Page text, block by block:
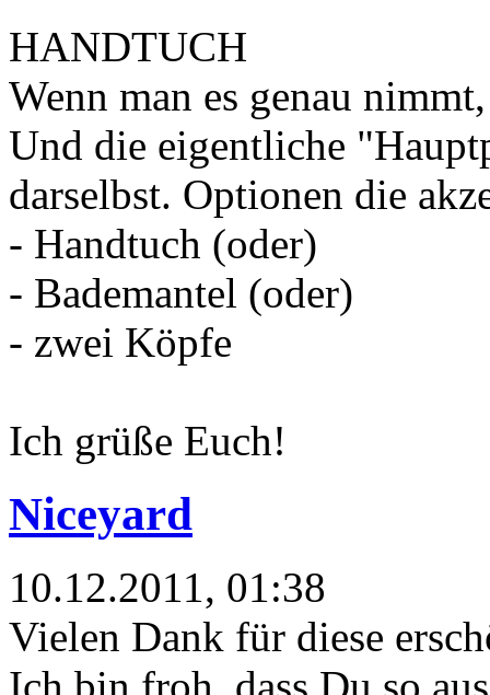
HANDTUCH
Wenn man es genau
Und die eigentliche
darselbst. Optionen die
- Handtuch (oder)
- Bademantel (oder)
- zwei Köpfe
Ich grüße Euch!
Niceyard
10.12.2011, 01:38
Vielen Dank für diese